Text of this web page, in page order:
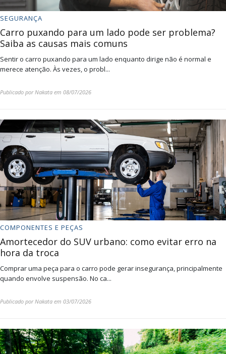
SEGURANÇA
Carro puxando para um lado pode ser problema?
Saiba as causas mais comuns
Sentir o carro puxando para um lado enquanto dirige não é normal e
merece atenção. Às vezes, o probl...
Publicado porNakata em 08/07/2026
COMPONENTES E PEÇAS
Amortecedor do SUV urbano: como evitar erro na
hora da troca
Comprar uma peça para o carro pode gerar insegurança, principalmente
quando envolve suspensão. No ca...
Publicado porNakata em 03/07/2026